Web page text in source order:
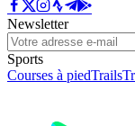
Newsletter
Sports
Courses à piedTrails